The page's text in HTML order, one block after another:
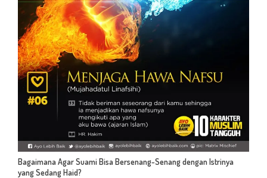
Bagaimana Agar Suami Bisa Bersenang-Senang dengan Istrinya
yang Sedang Haid?